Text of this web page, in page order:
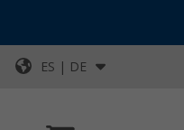
ES | DE